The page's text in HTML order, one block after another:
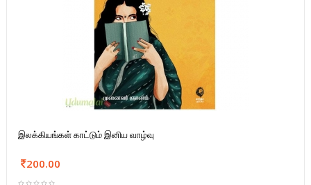
இலக்கியங்கள் காட்டும் இனிய வாழ்வு
200.00